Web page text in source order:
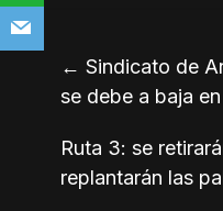
← Sindicato de
se debe a baja
Ruta 3: se
replantarán las